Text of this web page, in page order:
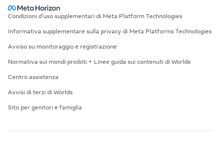
Condizioni d'uso supplementari di Meta Platform Technologies
Informativa supplementare sulla privacy di Meta Platforms Technologies
Avviso su monitoraggio e registrazione
Normativa sui mondi proibiti + Linee guida sui contenuti di Worlds
Centro assistenza
Avvisi di terzi di Worlds
Sito per genitori e famiglia